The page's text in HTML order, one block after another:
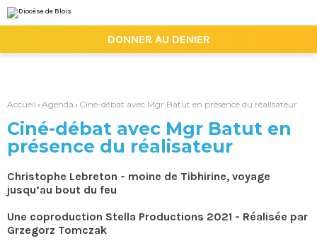
au
contenu.
la
personnels
DONNER AU DENIER
Accueil › Agenda › Ciné-débat avec Mgr Batut en présence du réalisateur
Ciné-débat avec Mgr Batut en
présence du réalisateur
Christophe Lebreton - moine de Tibhirine, voyage
jusqu’au bout du feu
Une coproduction Stella Productions 2021 - Réalisée par
Grzegorz Tomczak